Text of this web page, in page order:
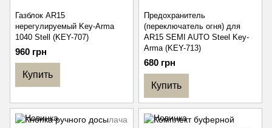
Газблок AR15
нерегулируемый Key-Arma
1040 Stell (KEY-707)
960 грн
Купить
Предохранитель
(переключатель огня) для
AR15 SEMI AUTO Steel Key-
Arma (KEY-713)
680 грн
Купить